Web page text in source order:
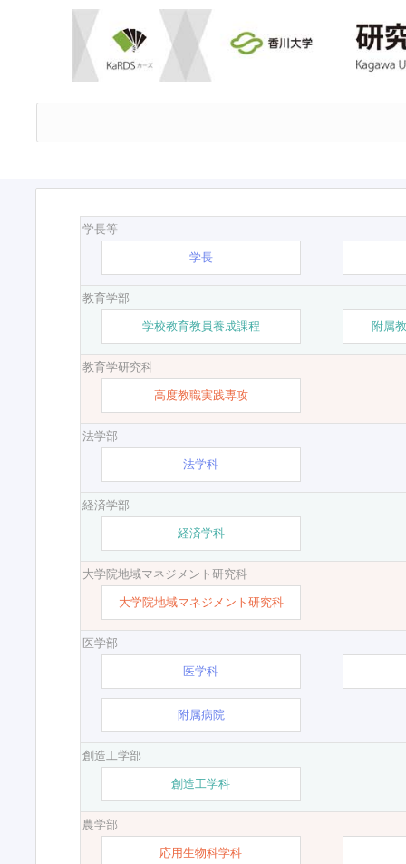
学長等
学長
教育学部
学校教育教員養成課程 附属
教育学研究科
高度教職実践専攻
法学部
法学科
経済学部
経済学科
大学院地域マネジメント研究科
大学院地域マネジメント研究科
医学部
医学科
附属病院
創造工学部
創造工学科
農学部
応用生物科学科